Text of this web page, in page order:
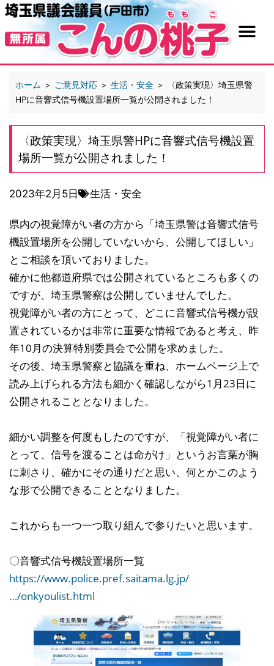
ホーム ＞ ご意見対応 ＞ 生活・安全 ＞
〈政策実現〉埼玉県警
HPに音響式信号機設置場所一覧が公開されました！
〈政策実現〉埼玉県警HPに音響式信号機設置
場所一覧が公開されました！
2023年2月5日 生活・安全
県内の視覚障がい者の方から「埼玉県警は音響式信号
機設置場所を公開していないから、公開してほしい」
とご相談を頂いておりました。
確かに他都道府県では公開されているところも多くの
ですが、埼玉県警察は公開していませんでした。
視覚障がい者の方にとって、どこに音響式信号機が設
置されているかは非常に重要な情報であると考え、昨
年10月の決算特別委員会で公開を求めました。
その後、埼玉県警察と協議を重ね、ホームページ上で
読み上げられる方法も細かく確認しながら1月23日に
公開されることとなりました。
細かい調整を何度もしたのですが、「視覚障がい者に
とって、信号を渡ることは命がけ」というお言葉が胸
に刺さり、確かにその通りだと思い、何とかこのよう
な形で公開できることとなりました。
これからも一つ一つ取り組んで参りたいと思います。
〇音響式信号機設置場所一覧
https://www.police.pref.saitama.lg.jp/
…/onkyoulist.html